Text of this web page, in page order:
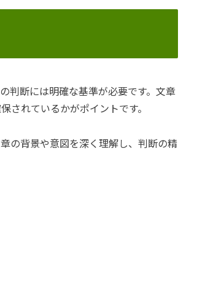
判断には明確な基準が必要です。文章
されているかがポイントです。
の背景や意図を深く理解し、判断の精